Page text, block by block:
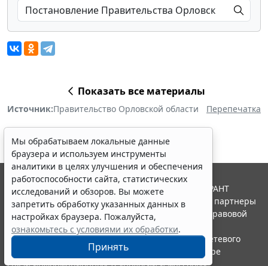
Показать все материалы
Источник:Правительство Орловской области Перепечатка
Мы обрабатываем локальные данные
браузера и используем инструменты
аналитики в целях улучшения и обеспечения
работоспособности сайта, статистических
исследований и обзоров. Вы можете
запретить обработку указанных данных в
настройках браузера. Пожалуйста,
ознакомьтесь с условиями их обработки.
Принять
© ООО "НПП "ГАРАНТ-СЕРВИС", 2026. Система ГАРАНТ
выпускается с 1990 года. Компания "Гарант" и ее партнеры
являются участниками Российской ассоциации правовой
информации ГАРАНТ.
Портал ГАРАНТ.РУ зарегистрирован в качестве сетевого
издания Федеральной службой по надзору в сфере
связи,информационных технологий и массовых